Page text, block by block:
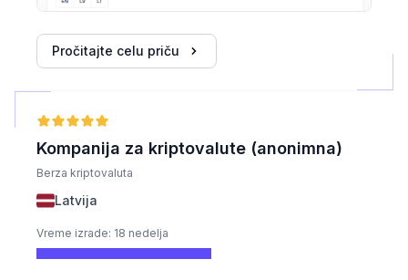
Pročitajte celu priču
Kompanija za kriptovalute (anonimna)
Berza kriptovaluta
Latvija
Vreme izrade: 18 nedelja